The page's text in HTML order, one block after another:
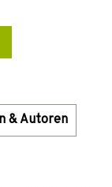
& Autoren